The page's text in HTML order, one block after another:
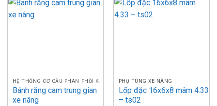
Bánh răng cam trung gian
xe nâng
PHỤ TÙNG XE NÂNG
Lốp đặc 16x6x8 mâm 4.33
– ts02